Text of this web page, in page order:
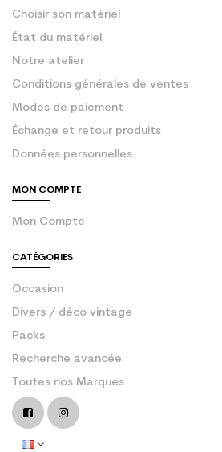
Choisir son matériel
État du matériel
Notre atelier
Conditions générales de ventes
Modes de paiement
Échange et retour produits
Données personnelles
MON COMPTE
Mon Compte
CATÉGORIES
Occasion
Divers / déco vintage
Packs
Recherche avancée
Toutes nos Marques